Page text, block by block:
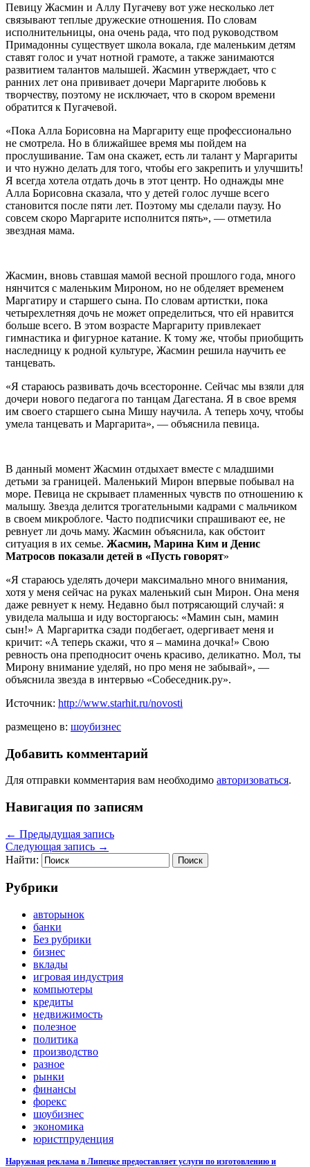
Певицу Жасмин и Аллу Пугачеву вот уже несколько лет
связывают теплые дружеские отношения. По словам
исполнительницы, она очень рада, что под руководством
Примадонны существует школа вокала, где маленьким детям
ставят голос и учат нотной грамоте, а также занимаются
развитием талантов малышей. Жасмин утверждает, что с
ранних лет она прививает дочери Маргарите любовь к
творчеству, поэтому не исключает, что в скором времени
обратится к Пугачевой.
«Пока Алла Борисовна на Маргариту еще профессионально
не смотрела. Но в ближайшее время мы пойдем на
прослушивание. Там она скажет, есть ли талант у Маргариты
и что нужно делать для того, чтобы его закрепить и улучшить!
Я всегда хотела отдать дочь в этот центр. Но однажды мне
Алла Борисовна сказала, что у детей голос лучше всего
становится после пяти лет. Поэтому мы сделали паузу. Но
совсем скоро Маргарите исполнится пять», — отметила
звездная мама.
Жасмин, вновь ставшая мамой весной прошлого года, много
нянчится с маленьким Мироном, но не обделяет временем
Маргатиру и старшего сына. По словам артистки, пока
четырехлетняя дочь не может определиться, что ей нравится
больше всего. В этом возрасте Маргариту привлекает
гимнастика и фигурное катание. К тому же, чтобы приобщить
наследницу к родной культуре, Жасмин решила научить ее
танцевать.
«Я стараюсь развивать дочь всесторонне. Сейчас мы взяли для
дочери нового педагога по танцам Дагестана. Я в свое время
им своего старшего сына Мишу научила. А теперь хочу, чтобы
умела танцевать и Маргарита», — объяснила певица.
В данный момент Жасмин отдыхает вместе с младшими
детьми за границей. Маленький Мирон впервые побывал на
море. Певица не скрывает пламенных чувств по отношению к
малышу. Звезда делится трогательными кадрами с мальчиком
в своем микроблоге. Часто подписчики спрашивают ее, не
ревнует ли дочь маму. Жасмин объяснила, как обстоит
ситуация в их семье. Жасмин, Марина Ким и Денис
Матросов показали детей в «Пусть говорят»
«Я стараюсь уделять дочери максимально много внимания,
хотя у меня сейчас на руках маленький сын Мирон. Она меня
даже ревнует к нему. Недавно был потрясающий случай: я
увидела малыша и иду восторгаюсь: «Мамин сын, мамин
сын!» А Маргаритка сзади подбегает, одергивает меня и
кричит: «А теперь скажи, что я – мамина дочка!» Свою
ревность она преподносит очень красиво, деликатно. Мол, ты
Мирону внимание уделяй, но про меня не забывай», —
объяснила звезда в интервью «Собеседник.ру».
Источник: http://www.starhit.ru/novosti
размещено в: шоубизнес
Добавить комментарий
Для отправки комментария вам необходимо авторизоваться.
Навигация по записям
← Предыдущая запись
Следующая запись →
Найти:
Рубрики
авторынок
банки
Без рубрики
бизнес
вклады
игровая индустрия
компьютеры
кредиты
недвижимость
полезное
политика
производство
разное
рынки
финансы
форекс
шоубизнес
экономика
юристпруденция
Наружная реклама в Липецке предоставляет услуги по изготовлению и